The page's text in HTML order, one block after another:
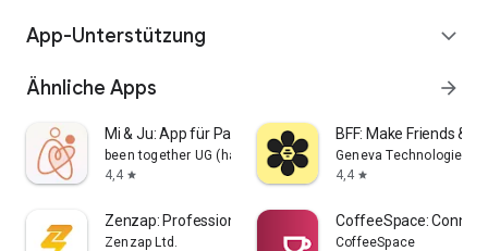
App-Unterstützung expand_more
Ähnliche Apps arrow_forward
Mi & Ju: App für Paare
been together UG (haftungsbeschränkt)
4,4 star
BFF: Make Friends &
Geneva Technologies,
4,4 star
Zenzap: Professional Work Chat
Zenzap Ltd.
CoffeeSpace:
CoffeeSpace